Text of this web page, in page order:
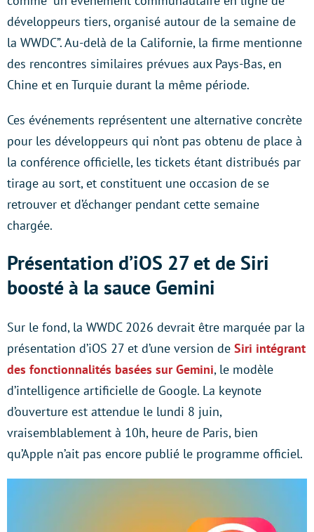
développeurs tiers, organisé autour de la semaine de
la WWDC”. Au-delà de la Californie, la firme mentionne
des rencontres similaires prévues aux Pays-Bas, en
Chine et en Turquie durant la même période.
Ces événements représentent une alternative concrète
pour les développeurs qui n’ont pas obtenu de place à
la conférence officielle, les tickets étant distribués par
tirage au sort, et constituent une occasion de se
retrouver et d’échanger pendant cette semaine
chargée.
Présentation d’iOS 27 et de Siri
boosté à la sauce Gemini
Sur le fond, la WWDC 2026 devrait être marquée par la
présentation d’iOS 27 et d’une version de Siri intégrant
des fonctionnalités basées sur Gemini, le modèle
d’intelligence artificielle de Google. La keynote
d’ouverture est attendue le lundi 8 juin,
vraisemblablement à 10h, heure de Paris, bien
qu’Apple n’ait pas encore publié le programme officiel.